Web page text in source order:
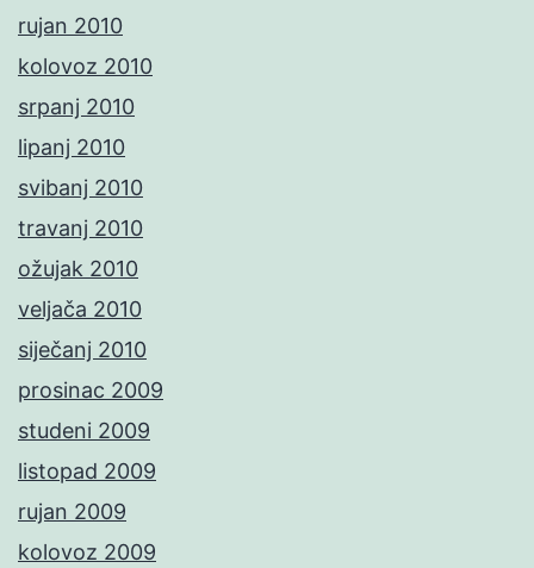
rujan 2010
kolovoz 2010
srpanj 2010
lipanj 2010
svibanj 2010
travanj 2010
ožujak 2010
veljača 2010
siječanj 2010
prosinac 2009
studeni 2009
listopad 2009
rujan 2009
kolovoz 2009